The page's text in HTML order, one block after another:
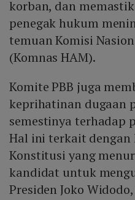
korban, dan
penegak hukum
temuan Komisi
(Komnas HAM).
Komite PBB juga
keprihatinan dugaan
semestinya terhadap
Hal ini terkait dengan
Konstitusi yang
kandidat untuk
Presiden Joko